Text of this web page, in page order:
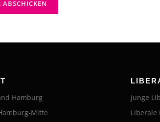
Hamburg
Mitte
Junge
Liberale